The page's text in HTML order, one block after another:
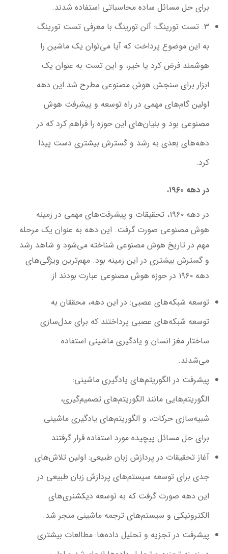
برای حل مسائل ساده محاسباتی استفاده شدند.
۳. تست تورینگ: آلن تورینگ با معرفی تست تورینگ
به این موضوع پرداخت که آیا می‌توان یک ماشین را
هوشمند فرض کرد یا خیر، و این تست به عنوان یک
ابزار برای سنجش هوش مصنوعی مطرح شد.این دهه
اولین گام‌های مهمی در راه توسعه و پیشرفت هوش
مصنوعی بود و بنیان‌های این حوزه را فراهم کرد که در
دهه‌های بعدی به رشد و گسترش بیشتری دست پیدا
کرد.
در دهه ۱۹۶۰
،
در دهه ۱۹۶۰، تحقیقات و پیشرفت‌های مهمی در زمینه
هوش مصنوعی صورت گرفت. این دهه به عنوان یک مرحله
مهم در تاریخ هوش مصنوعی شناخته می‌شود و شاهد رشد
و گسترش بیشتری در این زمینه بود. مهم‌ترین ویژگی‌های
دهه ۱۹۶۰ در حوزه هوش مصنوعی عبارت بودند از:
توسعه شبکه‌های عصبی: در این دهه، محققان به
توسعه شبکه‌های عصبی پرداختند که برای مدل‌سازی
ساختار مغز انسان و یادگیری ماشینی استفاده
می‌شدند.
پیشرفت در الگوریتم‌های یادگیری ماشینی:
الگوریتم‌هایی مانند الگوریتم‌های تصمیم‌گیری،
شبیه‌سازی حرکات، و الگوریتم‌های یادگیری ماشینی
برای حل مسائل پیچیده مورد استفاده قرار گرفتند.
آغاز تحقیقات در پردازش زبان طبیعی: اولین تلاش‌های
جدی برای توسعه سیستم‌های پردازش زبان طبیعی در
این دهه صورت گرفت که به توسعه دیکشنری‌های
الکترونیکی و سیستم‌های ترجمه ماشینی منجر شد.
پیشرفت در تجزیه و تحلیل داده‌ها: مطالعات بیشتری